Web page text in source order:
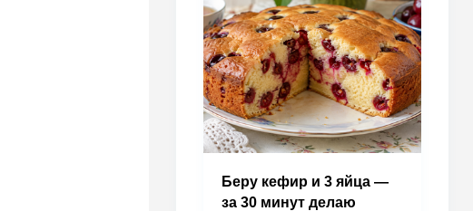
Беру кефир и 3 яйца —
за 30 минут делаю